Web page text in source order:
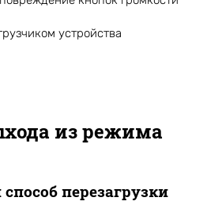
устройства
из режима
перезагрузки